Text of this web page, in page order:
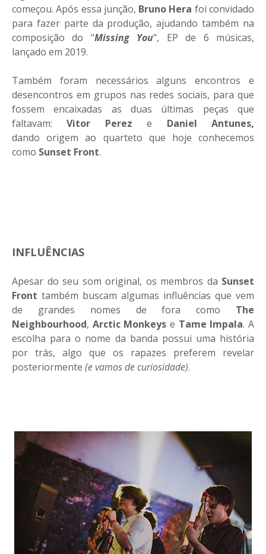
começou. Após essa junção, Bruno Hera foi convidado
para fazer parte da produção, ajudando também na
composição do "Missing You", EP de 6 músicas,
lançado em 2019.
Também foram necessários alguns encontros e
desencontros em grupos nas redes sociais, para que
fossem encaixadas as duas últimas peças que
faltavam:Vitor Perez e Daniel Antunes,
dando origem ao quarteto que hoje conhecemos
como Sunset Front.
INFLUÊNCIAS
Apesar do seu som original, os membros da Sunset
Front também buscam algumas influências que vem
de grandes nomes de fora como The
Neighbourhood, Arctic Monkeys e Tame Impala. A
escolha para o nome da banda possui uma história
por trás, algo que os rapazes preferem revelar
posteriormente (e vamos de curiosidade).